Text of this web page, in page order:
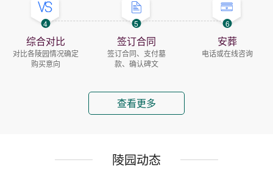
4
综合对比
对比各陵园情况确定
购买意向
5
签订合同
签订合同、支付墓
款、确认碑文
6
安葬
电话或在线咨询
查看更多
陵园动态